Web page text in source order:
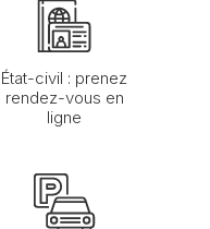
État-civil : prenez
rendez-vous en
ligne